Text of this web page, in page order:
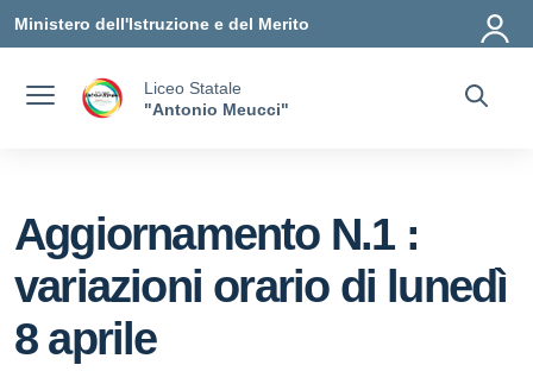
Ministero dell'Istruzione e del Merito
Liceo Statale
"Antonio Meucci"
Aggiornamento N.1 :
variazioni orario di lunedì
8 aprile